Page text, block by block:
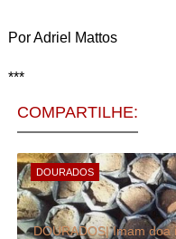
Por Adriel Mattos
***
COMPARTILHE:
DOURADOS
DOURADOS| Imam